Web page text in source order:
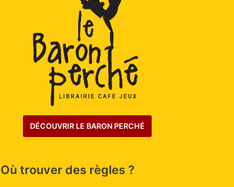
DÉCOUVRIR LE BARON PERCHÉ
Où trouver des règles ?